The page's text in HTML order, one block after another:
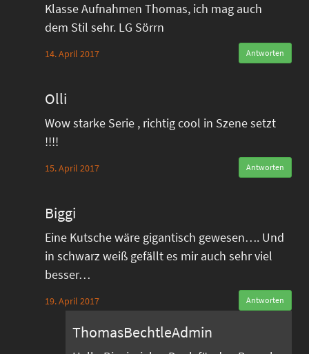
Klasse Aufnahmen Thomas, ich mag auch
dem Stil sehr. LG Sörrn
14. April 2017 Antworten
Olli
Wow starke Serie , richtig cool in Szene setzt
!!!!
15. April 2017 Antworten
Biggi
Eine Kutsche wäre gigantisch gewesen…. Und
in schwarz weiß gefällt es mir auch sehr viel
besser…
19. April 2017 Antworten
ThomasBechtleAdmin